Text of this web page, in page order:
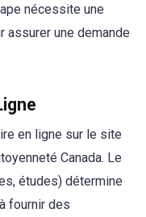
nécessite une
assurer une demande
en ligne sur le site
Canada. Le
études) détermine
fournir des